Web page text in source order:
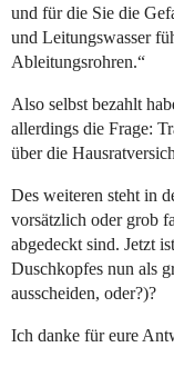
und für die Sie die
und Leitungswasser
Ableitungsrohren.“
Also selbst bezahlt
allerdings die Frage:
über die
Des weiteren steht in
vorsätzlich oder grob
abgedeckt sind. Jetzt
Duschkopfes nun als
ausscheiden, oder?)?
Ich danke für eure